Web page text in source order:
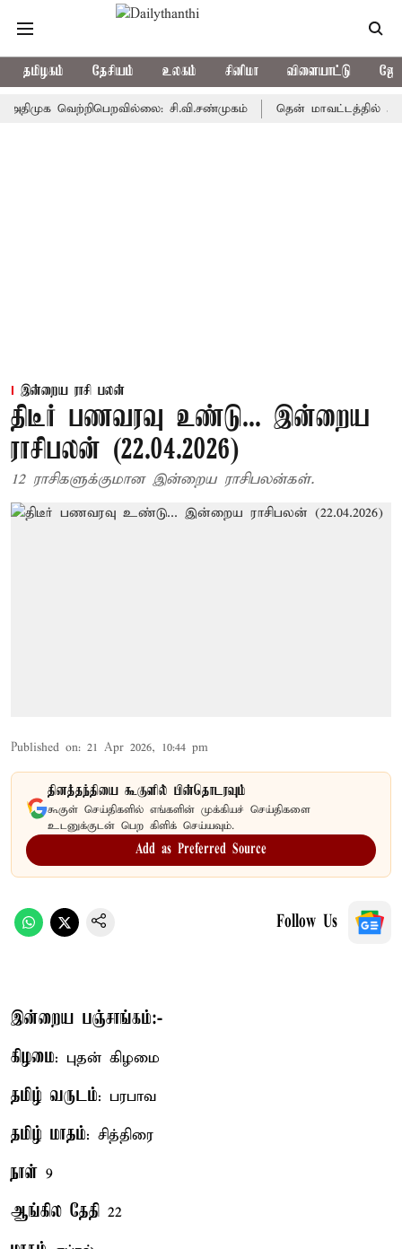
தமிழகம் தேசியம் உலகம் சினிமா விளையாட்டு
வெற்றிபெறவில்லை: சி.வி.சண்முகம் தென் மாவட்டத்தில் அதிமுக
இன்றைய ராசி பலன்
திடீர் பணவரவு உண்டு... இன்றைய
ராசிபலன் (22.04.2026)
12 ராசிகளுக்குமான இன்றைய ராசிபலன்கள்.
Published on: 21 Apr 2026, 10:44 pm
தினத்தந்தியை கூகுளில் பின்தொடரவும்
கூகுள் செய்திகளில் எங்களின் முக்கியச் செய்திகளை
உடனுக்குடன் பெற கிளிக் செய்யவும்.
Add as Preferred Source
Follow Us
இன்றைய பஞ்சாங்கம்:-
கிழமை: புதன் கிழமை
தமிழ் வருடம்: பரபாவ
தமிழ் மாதம்: சித்திரை
நாள் 9
ஆங்கில தேதி 22